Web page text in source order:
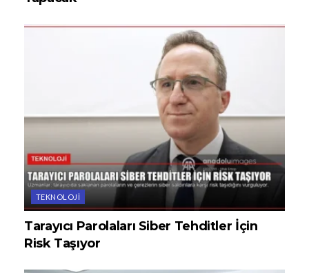
TEKNOLOJI
Tarayıcı Parolaları Siber Tehditler İçin
Risk Taşıyor